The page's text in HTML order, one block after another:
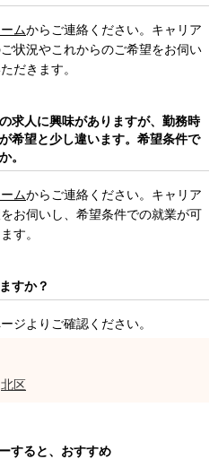
ムからご連絡ください。キャリア
状況やこれからのご希望をお伺い
だきます。
求人に興味がありますが、勤務時
希望と少し違います。希望条件で
。
ムからご連絡ください。キャリア
お伺いし、希望条件での就業が可
す。
すか？
ジよりご確認ください。
北区
すると、おすすめ